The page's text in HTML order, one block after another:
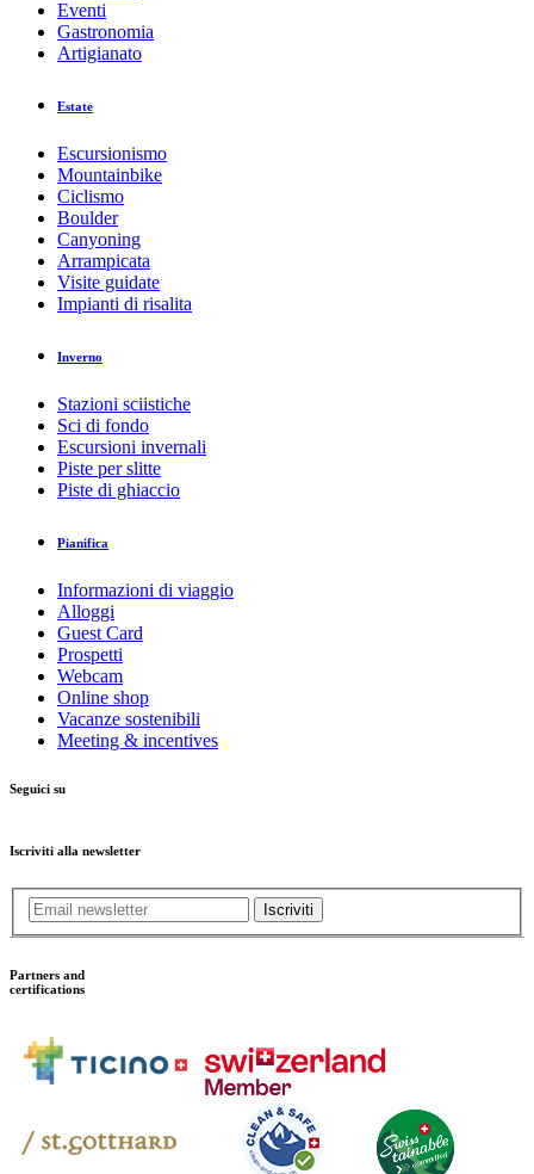
Eventi
Gastronomia
Artigianato
Estate
Escursionismo
Mountainbike
Ciclismo
Boulder
Canyoning
Arrampicata
Visite guidate
Impianti di risalita
Inverno
Stazioni sciistiche
Sci di fondo
Escursioni invernali
Piste per slitte
Piste di ghiaccio
Pianifica
Informazioni di viaggio
Alloggi
Guest Card
Prospetti
Webcam
Online shop
Vacanze sostenibili
Meeting & incentives
Seguici su
Iscriviti alla newsletter
Iscriviti
Partners and
certifications